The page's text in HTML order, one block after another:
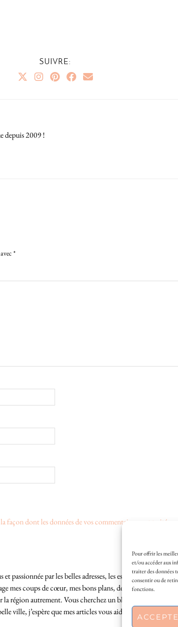
Pour offrir les
et/ou accéder aux
traiter des données
consentir ou de
fonctions.
SUIVRE:
depuis 2009 !
*
façon dont les données de vos commentaires sont traitées
passionnée par les belles adresses, les escapades locales
mes coups de cœur, mes bons plans, des idées de sorties
région autrement. Vous cherchez un blog lifestyle à La
ville, j’espère que mes articles vous aideront à profiter de